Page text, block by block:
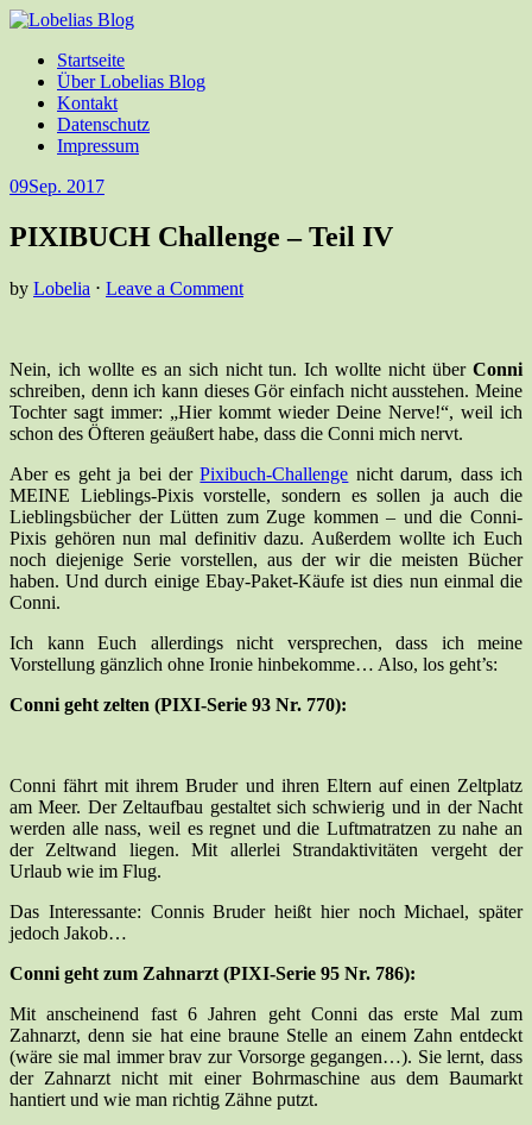
Startseite
Über Lobelias Blog
Kontakt
Datenschutz
Impressum
09Sep. 2017
PIXIBUCH Challenge – Teil IV
by Lobelia ⋅ Leave a Comment
Nein, ich wollte es an sich nicht tun. Ich wollte nicht über Conni
schreiben, denn ich kann dieses Gör einfach nicht ausstehen. Meine
Tochter sagt immer: „Hier kommt wieder Deine Nerve!“, weil ich
schon des Öfteren geäußert habe, dass die Conni mich nervt.
Aber es geht ja bei derPixibuch-Challenge nicht darum, dass ich
MEINE Lieblings-Pixis vorstelle, sondern es sollen ja auch die
Lieblingsbücher der Lütten zum Zuge kommen – und die Conni-
Pixis gehören nun mal definitiv dazu. Außerdem wollte ich Euch
noch diejenige Serie vorstellen, aus der wir die meisten Bücher
haben. Und durch einige Ebay-Paket-Käufe ist dies nun einmal die
Conni.
Ich kann Euch allerdings nicht versprechen, dass ich meine
Vorstellung gänzlich ohne Ironie hinbekomme… Also, los geht’s:
Conni geht zelten (PIXI-Serie 93 Nr. 770):
Conni fährt mit ihrem Bruder und ihren Eltern auf einen Zeltplatz
am Meer. Der Zeltaufbau gestaltet sich schwierig und in der Nacht
werden alle nass, weil es regnet und die Luftmatratzen zu nahe an
der Zeltwand liegen. Mit allerlei Strandaktivitäten vergeht der
Urlaub wie im Flug.
Das Interessante: Connis Bruder heißt hier noch Michael, später
jedoch Jakob…
Conni geht zum Zahnarzt (PIXI-Serie 95 Nr. 786):
Mit anscheinend fast 6 Jahren geht Conni das erste Mal zum
Zahnarzt, denn sie hat eine braune Stelle an einem Zahn entdeckt
(wäre sie mal immer brav zur Vorsorge gegangen…). Sie lernt, dass
der Zahnarzt nicht mit einer Bohrmaschine aus dem Baumarkt
hantiert und wie man richtig Zähne putzt.